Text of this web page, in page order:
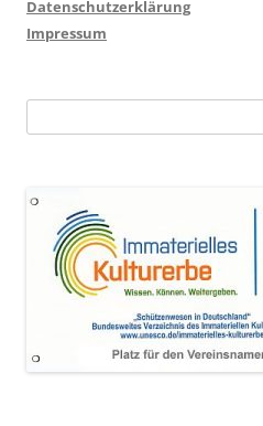
Datenschutzerklärung
Impressum
nach: